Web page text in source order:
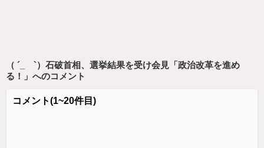
（ ´_ゝ`）石破首相、選挙結果を受け会見「政治改革を進め
る！」 へのコメント
コメント(1~20件目)